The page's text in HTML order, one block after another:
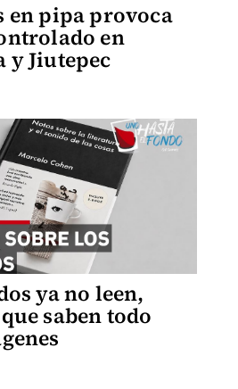
en pipa provoca
en
y Jiutepec
ya no leen,
saben todo